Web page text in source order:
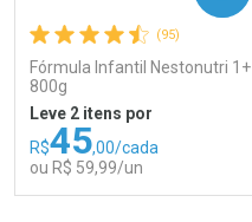
(95)
Fórmula Infantil Nestonutri 1+
800g
Leve 2 itens por
R$45,00/cada
ou R$ 59,99/un